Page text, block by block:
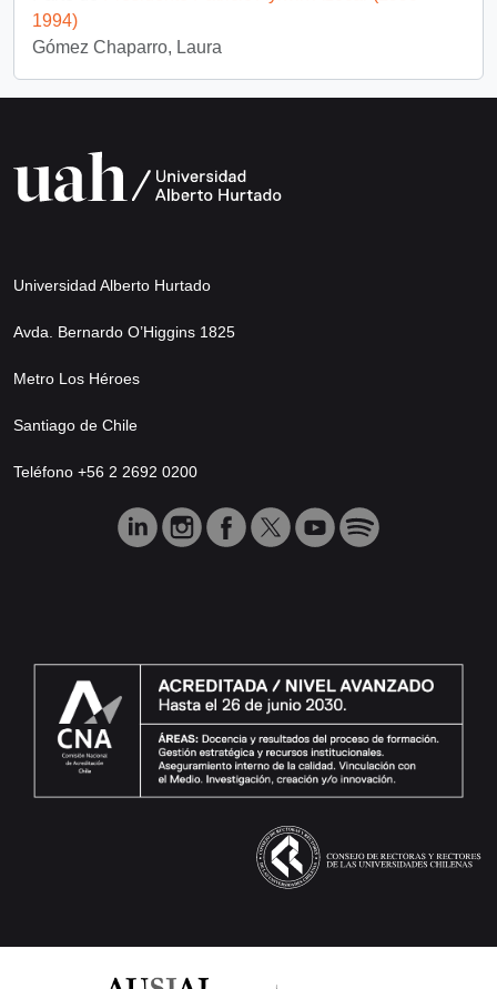
1994)
Gómez Chaparro, Laura
Universidad Alberto Hurtado
Avda. Bernardo O’Higgins 1825
Metro Los Héroes
Santiago de Chile
Teléfono +56 2 2692 0200